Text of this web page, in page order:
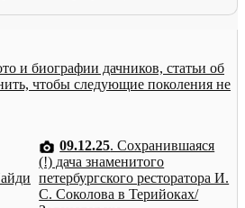
и биографии дачников, статьи об
чтобы следующие поколения не
09.12.25. Сохранившаяся
(!) дача знаменитого
петербургского ресторатора И.
С. Соколова в Терийоках/